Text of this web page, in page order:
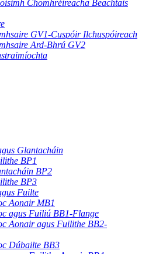
Chomhréireacha Beachtais
GV1-Cuspóir Ilchuspóireach
Ard-Bhrú GV2
Glantacháin
BP1
BP2
BP3
Fuilte
Aonair MB1
agus Fuiliú BB1-Flange
Aonair agus Fuilithe BB2-
Dúbailte BB3